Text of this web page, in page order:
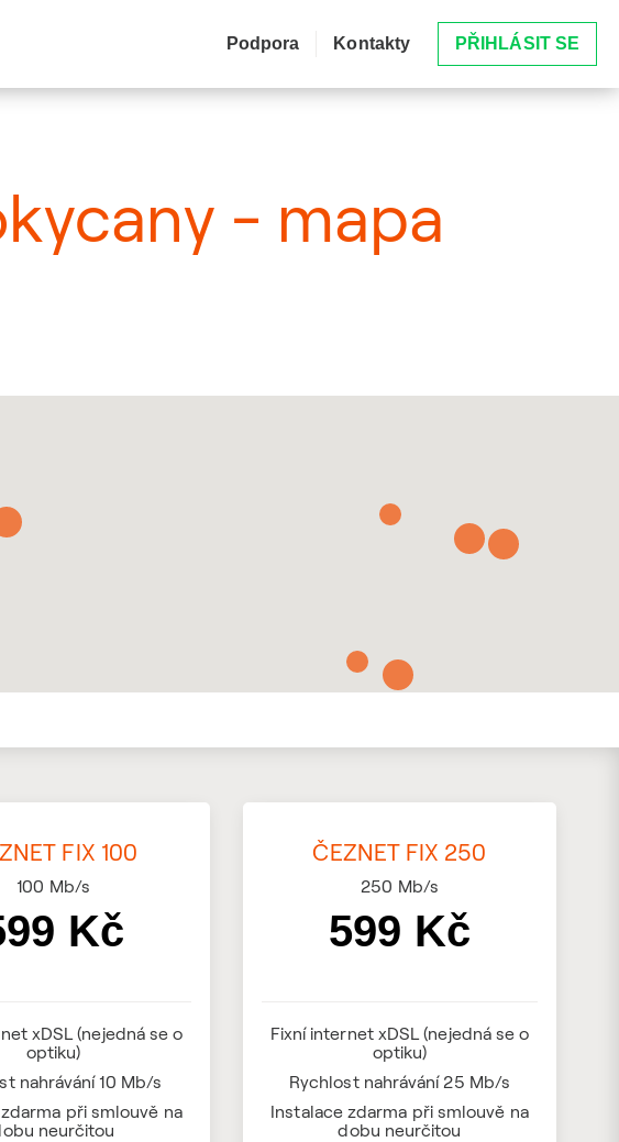
Podpora Kontakty PŘIHLÁSIT SE
- mapa
FIX 100
100 Mb/s
Kč
xDSL (nejedná se o
optiku)
nahrávání 10 Mb/s
při smlouvě na
neurčitou
ČEZNET FIX 250
250 Mb/s
599 Kč
Fixní internet xDSL (nejedná se o
optiku)
Rychlost nahrávání 25 Mb/s
Instalace zdarma při smlouvě na
dobu neurčitou